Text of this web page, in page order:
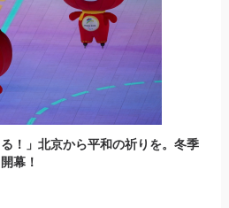
！」北京から平和の祈りを。冬季
幕！